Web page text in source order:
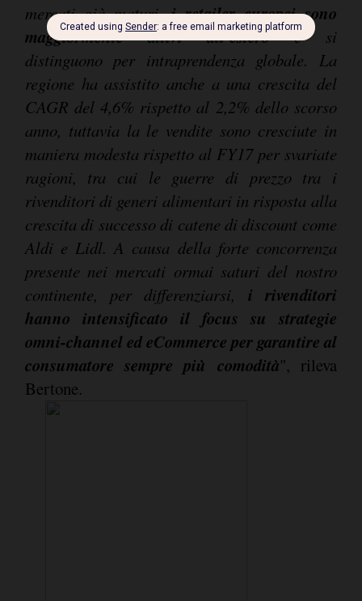
mercati già maturi,i retailer europei sono
maggiormente attivi all'esteroe si
distinguono per intraprendenza globale. La
regione ha assistito anche a una crescita del
CAGR del 4,6% rispetto al 2,2% dello scorso
anno, tuttavia la le vendite sono cresciute in
maniera modesta rispetto al FY17 per svariate
ragioni, tra cui le guerre di prezzo tra i
rivenditori di generi alimentari in risposta alla
crescita di successo di catene di discount come
Aldi e Lidl. A causa della forte concorrenza
presente nei mercati ormai saturi del nostro
continente, per differenziarsi, i rivenditori
hanno intensificato il focus su strategie
omni-channel ed eCommerce per garantire al
consumatore sempre più comodità", rileva
Bertone.